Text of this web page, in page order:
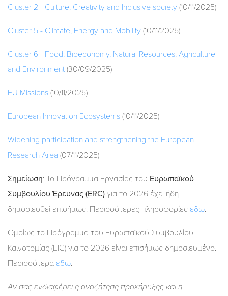
Cluster 2 - Culture, Creativity and Inclusive society (10/11/2025)
Cluster 5 - Climate, Energy and Mobility (10/11/2025)
Cluster 6 - Food, Bioeconomy, Natural Resources, Agriculture
and Environment (30/09/2025)
EU Missions (10/11/2025)
European Innovation Ecosystems (10/11/2025)
Widening participation and strengthening the European
Research Area (07/11/2025)
Σημείωση: Το Πρόγραμμα Εργασίας του Ευρωπαϊκού
Συμβουλίου Έρευνας (ERC) για το 2026 έχει ήδη
δημοσιευθεί επισήμως. Περισσότερες πληροφορίες εδώ.
Ομοίως το Πρόγραμμα του Eυρωπαϊκού Συμβουλίου
Καινοτομίας (EIC) για το 2026 είναι επισήμως δημοσιευμένο.
Περισσότερα εδώ.
Αν σας ενδιαφέρει η αναζήτηση προκήρυξης και η